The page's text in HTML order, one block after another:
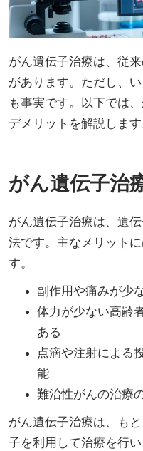
がん遺伝子治療は、従
があります。ただし、
も事実です。以下では
デメリットを解説します
がん遺伝子治
がん遺伝子治療は、遺
法です。主なメリット
す。
副作用や痛みが少
体力が少ない高齢
ある
点滴や注射による
能
難治性がんの治療
がん遺伝子治療は、も
子を利用して治療を行